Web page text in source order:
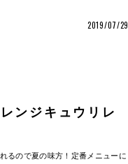
2019/07/29
ンジキュウリレ
るので夏の味方！定番メニューに